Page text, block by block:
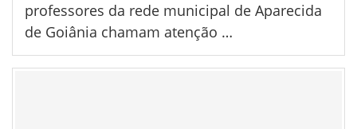
professores da rede municipal de Aparecida
de Goiânia chamam atenção …